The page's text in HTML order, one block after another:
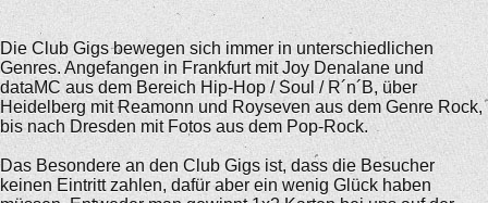
Die Club Gigs bewegen sich immer in unterschiedlichen
Genres. Angefangen in Frankfurt mit Joy Denalane und
dataMC aus dem Bereich Hip-Hop / Soul / R´n´B, über
Heidelberg mit Reamonn und Royseven aus dem Genre Rock,
bis nach Dresden mit Fotos aus dem Pop-Rock.
Das Besondere an den Club Gigs ist, dass die Besucher
keinen Eintritt zahlen, dafür aber ein wenig Glück haben